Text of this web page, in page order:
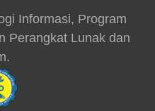
Informasi, Program
Perangkat Lunak dan